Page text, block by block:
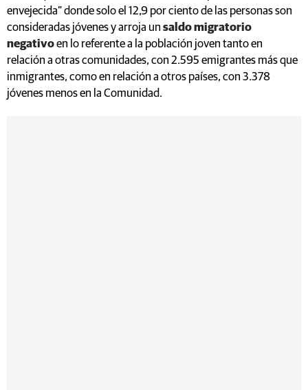
envejecida” donde solo el 12,9 por ciento de las personas son
consideradas jóvenes y arroja un saldo migratorio
negativoen lo referente a la población joven tanto en
relación a otras comunidades, con 2.595 emigrantes más que
inmigrantes, como en relación a otros países, con 3.378
jóvenes menos en la Comunidad.